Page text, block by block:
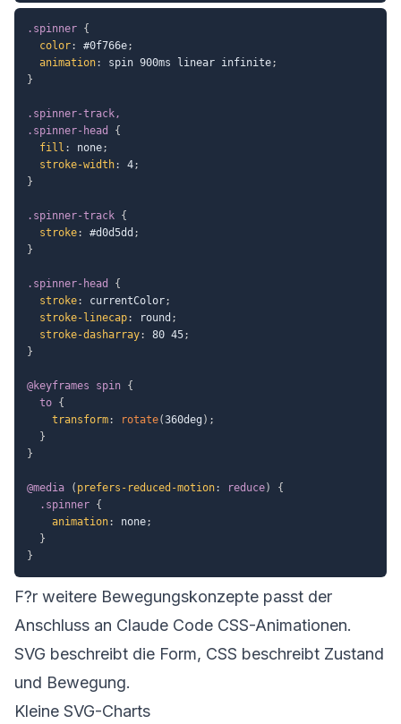
.spinner {
color: #0f766e;
animation: spin 900ms linear infinite;
}
.spinner-track,
.spinner-head
{
fill : none;
stroke-width: 4;
}
.spinner-track {
stroke: #d0d5dd ;
}
.spinner-head
{
stroke: currentColor;
stroke-linecap: round ;
stroke-dasharray: 80 45;
}
@keyframes spin {
to {
transform: rotate(360deg ) ;
}
}
@media ( prefers-reduced-motion: reduce)
{
.spinner {
animation: none;
}
}
F?r weitere Bewegungskonzepte passt der
Anschluss an Claude Code CSS-Animationen.
SVG beschreibt die Form, CSS beschreibt Zustand
und Bewegung.
Kleine SVG-Charts